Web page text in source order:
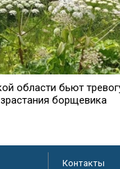
области бьют
борщевика
Контакты